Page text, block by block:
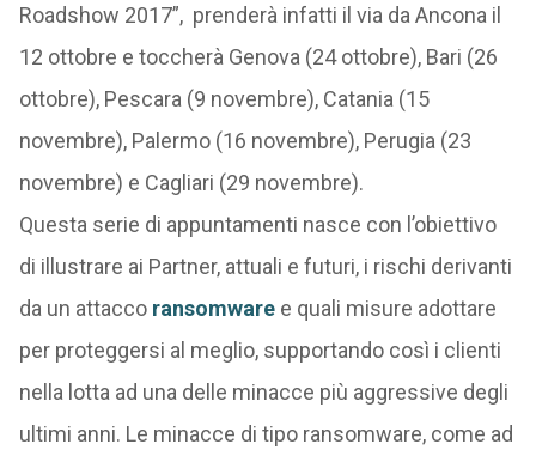
Roadshow 2017”, prenderà infatti il via da Ancona il
12 ottobre e toccherà Genova (24 ottobre), Bari (26
ottobre), Pescara (9 novembre), Catania (15
novembre), Palermo (16 novembre), Perugia (23
novembre) e Cagliari (29 novembre).
Questa serie di appuntamenti nasce con l’obiettivo
di illustrare ai Partner, attuali e futuri, i rischi derivanti
da un attaccoransomware e quali misure adottare
per proteggersi al meglio, supportando così i clienti
nella lotta ad una delle minacce più aggressive degli
ultimi anni. Le minacce di tipo ransomware, come ad